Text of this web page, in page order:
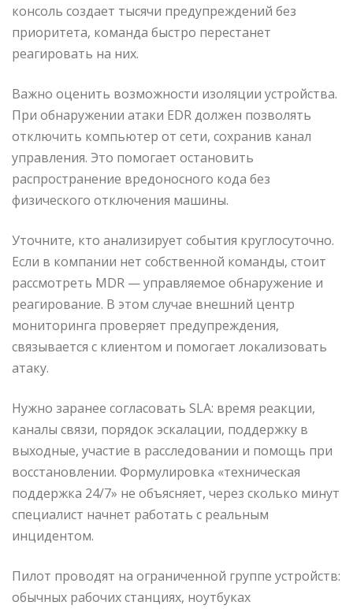
консоль создает тысячи предупреждений без
приоритета, команда быстро перестанет
реагировать на них.
Важно оценить возможности изоляции устройства.
При обнаружении атаки EDR должен позволять
отключить компьютер от сети, сохранив канал
управления. Это помогает остановить
распространение вредоносного кода без
физического отключения машины.
Уточните, кто анализирует события круглосуточно.
Если в компании нет собственной команды, стоит
рассмотреть MDR — управляемое обнаружение и
реагирование. В этом случае внешний центр
мониторинга проверяет предупреждения,
связывается с клиентом и помогает локализовать
атаку.
Нужно заранее согласовать SLA: время реакции,
каналы связи, порядок эскалации, поддержку в
выходные, участие в расследовании и помощь при
восстановлении. Формулировка «техническая
поддержка 24/7» не объясняет, через сколько минут
специалист начнет работать с реальным
инцидентом.
Пилот проводят на ограниченной группе устройств:
обычных рабочих станциях, ноутбуках